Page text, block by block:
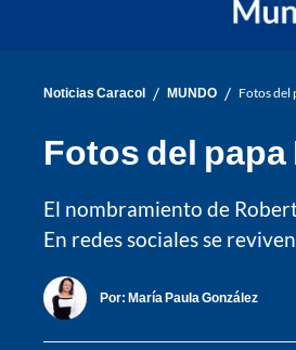
Noticias Caracol / MUNDO / Fotos del
Fotos del
El nombramiento de
En redes sociales se
Por: María Paula González